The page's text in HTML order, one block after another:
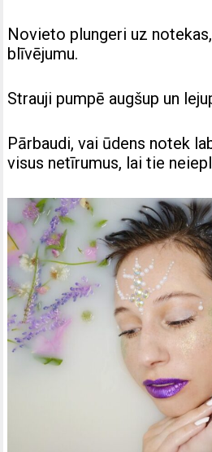
Novieto plungeri uz
blīvējumu.
Strauji pumpē augšup un
Pārbaudi, vai ūdens notek
visus netīrumus, lai tie